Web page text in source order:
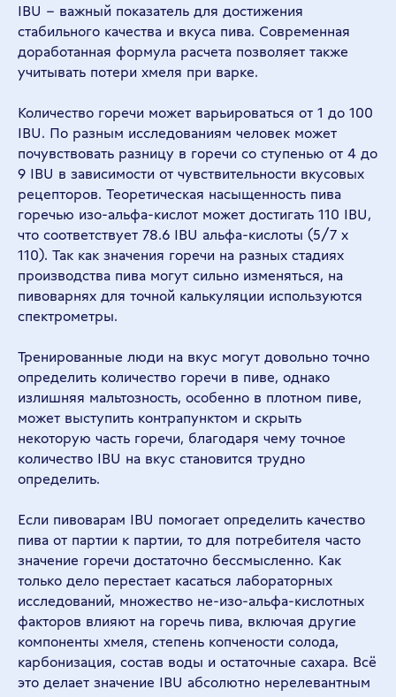
IBU – важный показатель для достижения
стабильного качества и вкуса пива. Современная
доработанная формула расчета позволяет также
учитывать потери хмеля при варке.
Количество горечи может варьироваться от 1 до 100
IBU. По разным исследованиям человек может
почувствовать разницу в горечи со ступенью от 4 до
9 IBU в зависимости от чувствительности вкусовых
рецепторов. Теоретическая насыщенность пива
горечью изо-альфа-кислот может достигать 110 IBU,
что соответствует 78.6 IBU альфа-кислоты (5/7 x
110). Так как значения горечи на разных стадиях
производства пива могут сильно изменяться, на
пивоварнях для точной калькуляции используются
спектрометры.
Тренированные люди на вкус могут довольно точно
определить количество горечи в пиве, однако
излишняя мальтозность, особенно в плотном пиве,
может выступить контрапунктом и скрыть
некоторую часть горечи, благодаря чему точное
количество IBU на вкус становится трудно
определить.
Если пивоварам IBU помогает определить качество
пива от партии к партии, то для потребителя часто
значение горечи достаточно бессмысленно. Как
только дело перестает касаться лабораторных
исследований, множество не-изо-альфа-кислотных
факторов влияют на горечь пива, включая другие
компоненты хмеля, степень копчености солода,
карбонизация, состав воды и остаточные сахара. Всё
это делает значение IBU абсолютно нерелевантным